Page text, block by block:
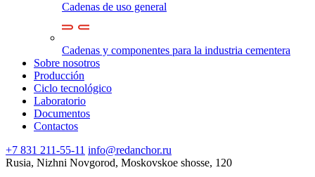
Cadenas de uso general
Cadenas y componentes para la industria cementera
Sobre nosotros
Producción
Ciclo tecnológico
Laboratorio
Documentos
Contactos
+7 831 211-55-11 info@redanchor.ru
Rusia, Nizhni Novgorod, Moskovskoe shosse, 120